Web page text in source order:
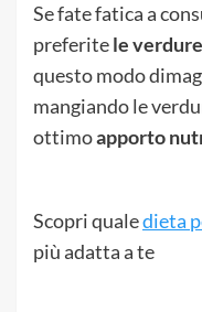
Se fate fatica a
preferitele verdure
questo modo
mangiando le
ottimoapporto
Scopri qualedieta
più adatta a te